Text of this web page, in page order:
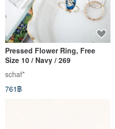
Pressed Flower Ring, Free
Size 10 / Navy / 269
schaf*
761฿